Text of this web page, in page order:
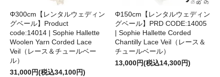
Φ300cm【レンタルウェディン
グベール】Product
code:14014 | Sophie Hallette
Woolen Yarn Corded Lace
Veil（レース＆チュールベー
ル）
31,000円(税込34,100円)
Φ150cm【レンタルウェディン
グベール】PRD CODE:14005
| Sophie Hallette Corded
Chantilly Lace Veil（レース＆
チュールベール）
13,000円(税込14,300円)